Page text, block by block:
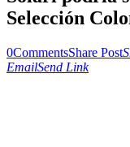
Selección
0CommentsShare Post
EmailSend Link